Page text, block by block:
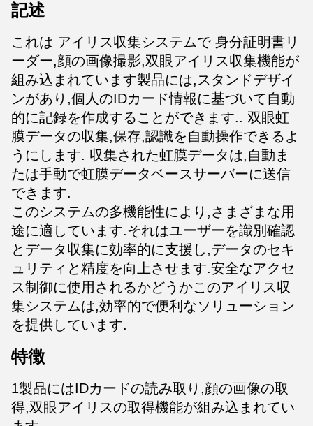
記述
これは アイリス収集システムで 身分証明書リ
ーダー,顔の画像撮影,双眼アイリス収集機能が
組み込まれています製品には,スタンドデザイ
ンがあり,個人のIDカード情報に基づいて自動
的に記録を作成することができます.. 双眼虹
膜データの収集,保存,認識を自動操作できるよ
うにします. 収集された虹膜データは,自動ま
たは手動で虹膜データベースサーバーに送信
できます.
このシステムの多機能性により,さまざまな用
途に適しています.それはユーザーを識別確認
とデータ収集に効率的に支援し,データのセキ
ュリティと精度を向上させます.安全なアクセ
ス制御に使用されるかどうかこのアイリス収
集システムは,効率的で便利なソリューション
を提供しています.
特徴
1製品にはIDカードの読み取り,顔の画像の取
得,双眼アイリスの取得機能が組み込まれてい